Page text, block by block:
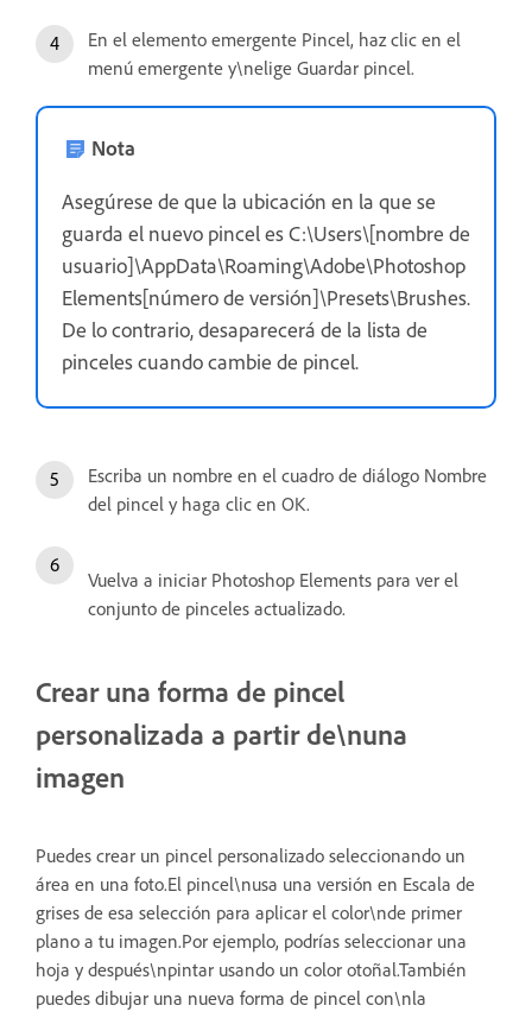
En el elemento emergente Pincel, haz clic en el
menú emergente y\nelige Guardar pincel.
Nota
Asegúrese de que la ubicación en la que se
guarda el nuevo pincel es C:\Users\[nombre de
usuario]\AppData\Roaming\Adobe\Photoshop
Elements[número de versión]\Presets\Brushes.
De lo contrario, desaparecerá de la lista de
pinceles cuando cambie de pincel.
Escriba un nombre en el cuadro de diálogo Nombre
del pincel y haga clic en OK.
Vuelva a iniciar Photoshop Elements para ver el
conjunto de pinceles actualizado.
Crear una forma de pincel
personalizada a partir de\nuna
imagen
Puedes crear un pincel personalizado seleccionando un
área en una foto.El pincel\nusa una versión en Escala de
grises de esa selección para aplicar el color\nde primer
plano a tu imagen.Por ejemplo, podrías seleccionar una
hoja y después\npintar usando un color otoñal.También
puedes dibujar una nueva forma de pincel con\nla